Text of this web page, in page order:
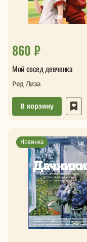
860 ₽
Мой сосед девчонка
Ред Лиза
В корзину
Новинка